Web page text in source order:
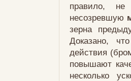
правило, не
несозревшую
зерна
Доказано,
действия
повышают
несколько